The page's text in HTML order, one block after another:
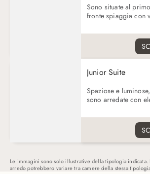
Sono situate al
fronte spiaggia con
mare, ampia
consente accesso
privata e alla
Junior Suite
Spaziose e
sono arredate con
legno che le
accoglienti. Situate
accessibili solo
un’ala tranquilla
accesso alla
all’interno del
ulteriori comfort che
sistemazione.
Le immagini sono solo illustrative della tipologia
arredo potrebbero variare tra camere della stessa